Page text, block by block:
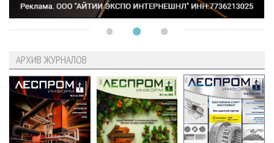
АРХИВ ЖУРНАЛОВ